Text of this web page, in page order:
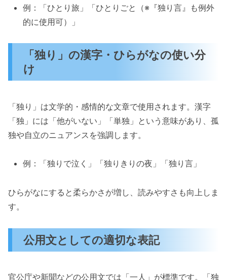
例：「ひとり旅」「ひとりごと（※『独り言』も例外
的に使用可）」
「独り」の漢字・ひらがなの使い分
け
「独り」は文学的・感情的な文章で使用されます。漢字
「独」には「他がいない」「単独」という意味があり、孤
独や自立のニュアンスを強調します。
例：「独りで泣く」「独りきりの夜」「独り言」
ひらがなにすると柔らかさが増し、読みやすさも向上しま
す。
公用文としての適切な表記
官公庁や新聞などの公用文では「一人」が標準です。「独